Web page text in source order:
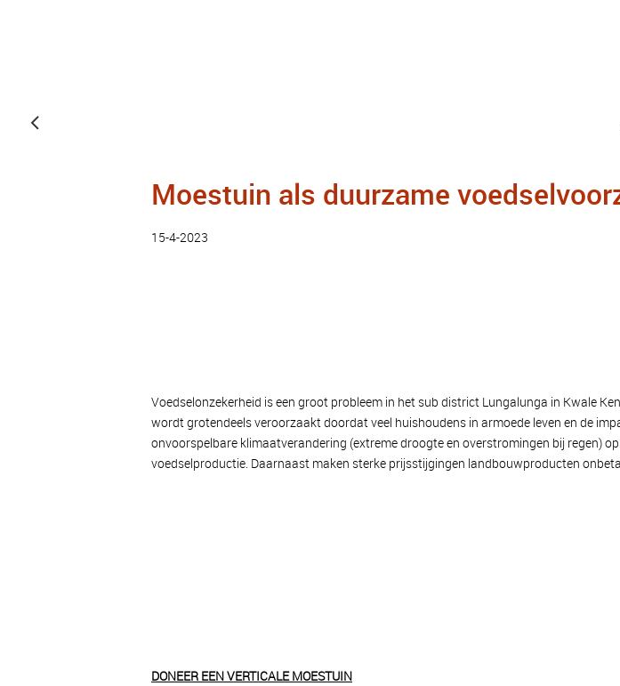
Moestuin als duurzame
15-4-2023
Voedselonzekerheid is een groot probleem in het sub district Lungalunga in Kwale
wordt grotendeels veroorzaakt doordat veel huishoudens in armoede leven en de
onvoorspelbare klimaatverandering (extreme droogte en overstromingen bij regen)
voedselproductie. Daarnaast maken sterke prijsstijgingen landbouwproducten
DONEER EEN VERTICALE MOESTUIN